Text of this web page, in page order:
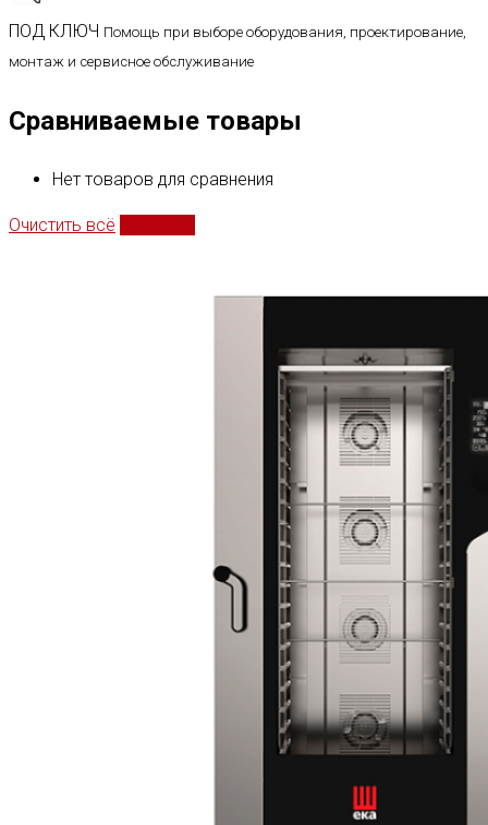
ПОД КЛЮЧ Помощь при выборе оборудования, проектирование,
монтаж и сервисное обслуживание
Сравниваемые товары
Нет товаров для сравнения
Очистить всё